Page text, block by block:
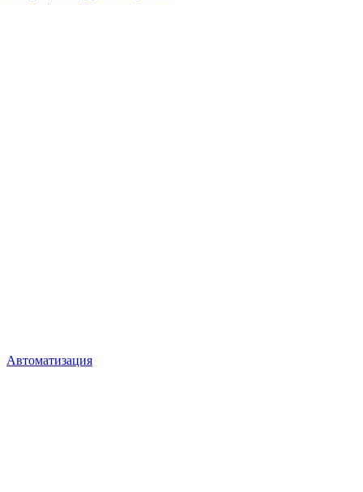
Автоматизация